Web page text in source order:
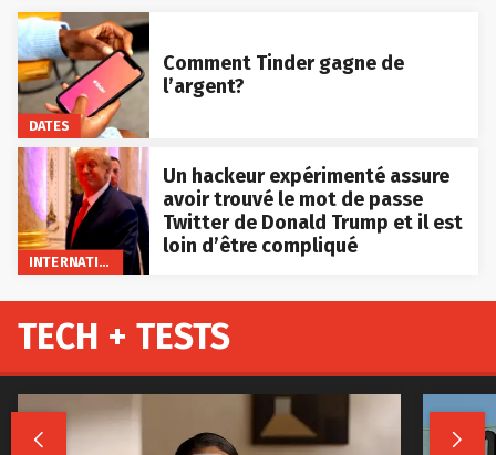
DATES
Comment Tinder gagne de
l’argent?
INTERNATIONAL
Un hackeur expérimenté assure
avoir trouvé le mot de passe
Twitter de Donald Trump et il est
loin d’être compliqué
TECH + TESTS
 